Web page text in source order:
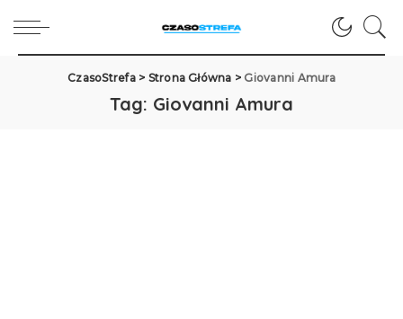
CzasoStrefa> Strona Główna > Giovanni Amura
Tag: Giovanni Amura